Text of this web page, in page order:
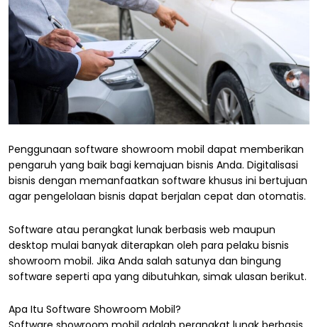
Penggunaan software showroom mobil dapat memberikan
pengaruh yang baik bagi kemajuan bisnis Anda. Digitalisasi
bisnis dengan memanfaatkan software khusus ini bertujuan
agar pengelolaan bisnis dapat berjalan cepat dan otomatis.
Software atau perangkat lunak berbasis web maupun
desktop mulai banyak diterapkan oleh para pelaku bisnis
showroom mobil. Jika Anda salah satunya dan bingung
software seperti apa yang dibutuhkan, simak ulasan berikut.
Apa Itu Software Showroom Mobil?